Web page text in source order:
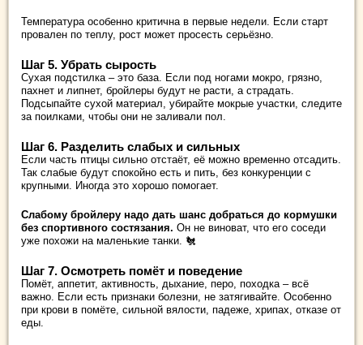
Температура особенно критична в первые недели. Если старт
провален по теплу, рост может просесть серьёзно.
Шаг 5. Убрать сырость
Сухая подстилка – это база. Если под ногами мокро, грязно,
пахнет и липнет, бройлеры будут не расти, а страдать.
Подсыпайте сухой материал, убирайте мокрые участки, следите
за поилками, чтобы они не заливали пол.
Шаг 6. Разделить слабых и сильных
Если часть птицы сильно отстаёт, её можно временно отсадить.
Так слабые будут спокойно есть и пить, без конкуренции с
крупными. Иногда это хорошо помогает.
Слабому бройлеру надо дать шанс добраться до кормушки
без спортивного состязания. Он не виноват, что его соседи
уже похожи на маленькие танки. 🐔
Шаг 7. Осмотреть помёт и поведение
Помёт, аппетит, активность, дыхание, перо, походка – всё
важно. Если есть признаки болезни, не затягивайте. Особенно
при крови в помёте, сильной вялости, падеже, хрипах, отказе от
еды.